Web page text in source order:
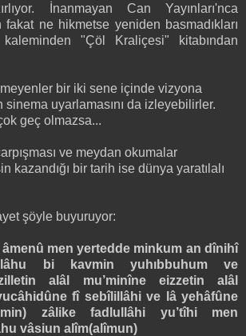
İnanmayan Can Yayınları'nca
ne hikmetse yeniden basmadıkları
kaleminden "Çöl Kraliçesi" kitabından
bir iki sene içinde vizyona
sinema uyarlamasını da izleyebilirler.
geç olmazsa...
ve meydan okumalar
kazandığı bir tarih ise dünya yaratılalı
şöyle buyuruyor:
men yertedde minkum an dînihî
bi kavmin yuhıbbuhum ve
alâl mu’minîne eizzetin alâl
fî sebîlillâhi ve lâ yehâfûne
zâlike fadlullâhi yu’tîhi men
vâsiun alîm(alîmun)